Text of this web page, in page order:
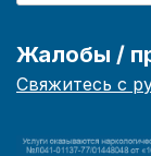
Жалобы /
Свяжитесь с